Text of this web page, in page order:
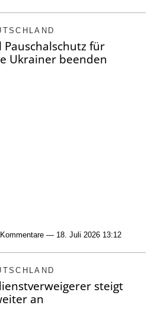
für
Ukrainer beenden
Kommentare — 18. Juli 2026 13:12
steigt
an